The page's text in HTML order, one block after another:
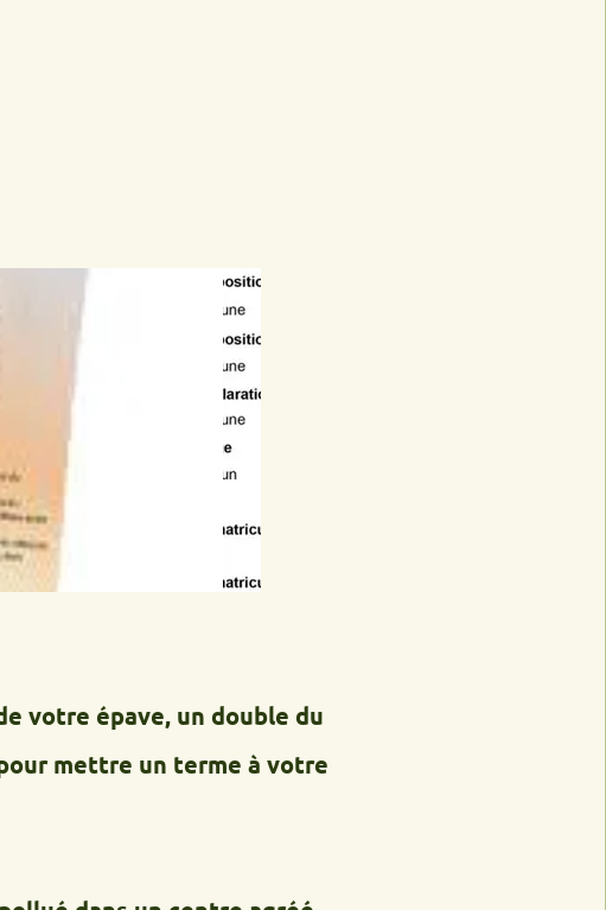
épave, un double du
un terme à votre